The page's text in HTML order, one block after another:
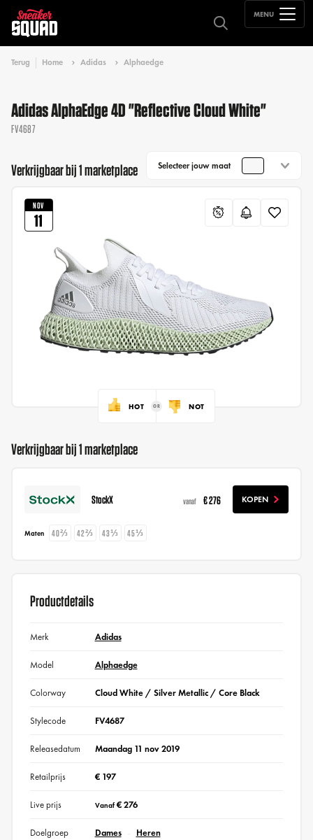
MENU
Terug Home Adidas Alphaedge
Adidas AlphaEdge 4D "Reflective Cloud White"
FV4687
Verkrijgbaar bij 1 marketplace Selecteer jouw maat
NOV
11
HOT NOT
Verkrijgbaar bij 1 marketplace
StockX vanaf € 276 KOPEN
Maten 40⅔ 42⅔ 43⅓ 45⅓
Productdetails
Merk Adidas
Model Alphaedge
Colorway Cloud White / Silver Metallic / Core Black
Stylecode FV4687
Releasedatum Maandag 11 nov 2019
Retailprijs € 197
Live prijs Vanaf€ 276
Doelgroep Dames Heren